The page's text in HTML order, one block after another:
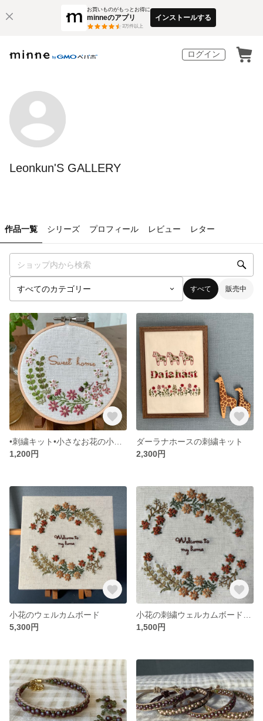
お買いものがもっとお得に
minneのアプリ
3万件以上
インストールする
ログイン
Leonkun'S GALLERY
作品一覧 シリーズ プロフィール レビュー レター
すべて 販売中
1,200円
ダーラナホースの刺繍キット
2,300円
小花のウェルカムボード
5,300円
1,500円